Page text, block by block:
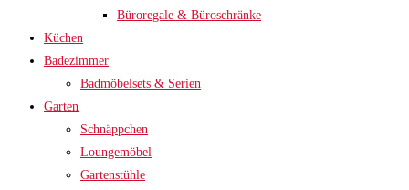
Büroregale & Büroschränke
Küchen
Badezimmer
Badmöbelsets & Serien
Garten
Schnäppchen
Loungemöbel
Gartenstühle